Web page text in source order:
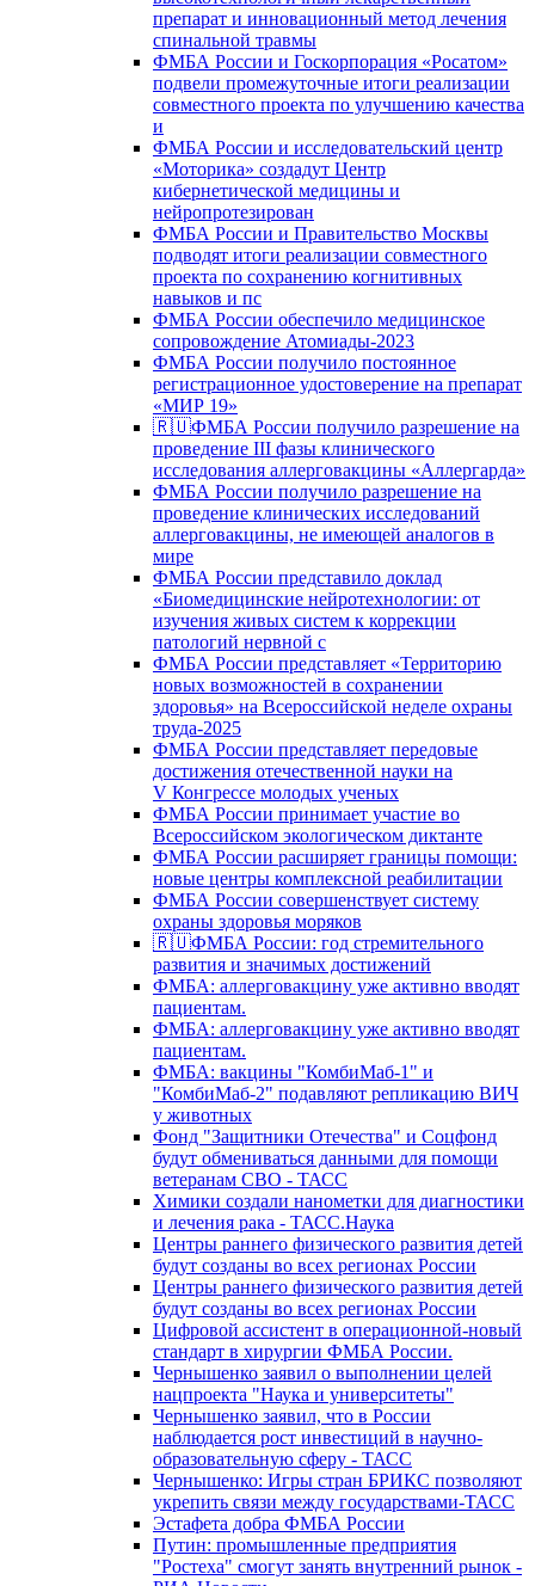
препарат и инновационный метод лечения
спинальной травмы
ФМБА России и Госкорпорация «Росатом»
подвели промежуточные итоги реализации
совместного проекта по улучшению качества
и
ФМБА России и исследовательский центр
«Моторика» создадут Центр
кибернетической медицины и
нейропротезирован
ФМБА России и Правительство Москвы
подводят итоги реализации совместного
проекта по сохранению когнитивных
навыков и пс
ФМБА России обеспечило медицинское
сопровождение Атомиады-2023
ФМБА России получило постоянное
регистрационное удостоверение на препарат
«МИР 19»
🇷🇺ФМБА России получило разрешение на
проведение III фазы клинического
исследования аллерговакцины «Аллергарда»
ФМБА России получило разрешение на
проведение клинических исследований
аллерговакцины, не имеющей аналогов в
мире
ФМБА России представило доклад
«Биомедицинские нейротехнологии: от
изучения живых систем к коррекции
патологий нервной с
ФМБА России представляет «Территорию
новых возможностей в сохранении
здоровья» на Всероссийской неделе охраны
труда-2025
ФМБА России представляет передовые
достижения отечественной науки на
V Конгрессе молодых ученых
ФМБА России принимает участие во
Всероссийском экологическом диктанте
ФМБА России расширяет границы помощи:
новые центры комплексной реабилитации
ФМБА России совершенствует систему
охраны здоровья моряков
🇷🇺ФМБА России: год стремительного
развития и значимых достижений
ФМБА: аллерговакцину уже активно вводят
пациентам.
ФМБА: аллерговакцину уже активно вводят
пациентам.
ФМБА: вакцины "КомбиМаб-1" и
"КомбиМаб-2" подавляют репликацию ВИЧ
у животных
Фонд "Защитники Отечества" и Соцфонд
будут обмениваться данными для помощи
ветеранам СВО - ТАСС
Химики создали нанометки для диагностики
и лечения рака - ТАСС.Наука
Центры раннего физического развития детей
будут созданы во всех регионах России
Центры раннего физического развития детей
будут созданы во всех регионах России
Цифровой ассистент в операционной-новый
стандарт в хирургии ФМБА России.
Чернышенко заявил о выполнении целей
нацпроекта "Наука и университеты"
Чернышенко заявил, что в России
наблюдается рост инвестиций в научно-
образовательную сферу - ТАСС
Чернышенко: Игры стран БРИКС позволяют
укрепить связи между государствами-ТАСС
Эстафета добра ФМБА России
Путин: промышленные предприятия
"Ростеха" смогут занять внутренний рынок -